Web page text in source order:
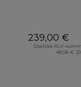
239,00 €
Sisältää ALV-
48,56 €